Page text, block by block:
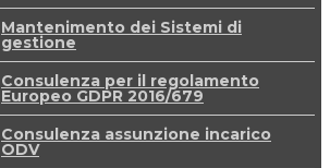
Mantenimento dei Sistemi di
gestione
Consulenza per il regolamento
Europeo GDPR 2016/679
Consulenza assunzione incarico
ODV